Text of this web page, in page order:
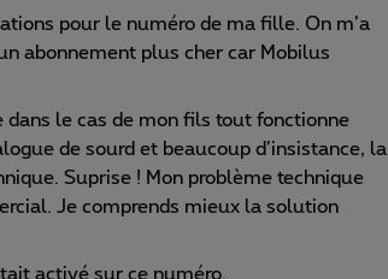
pour le numéro de ma fille. On m’a
abonnement plus cher car Mobilus
le cas de mon fils tout fonctionne
de sourd et beaucoup d’insistance, la
Suprise ! Mon problème technique
Je comprends mieux la solution
activé sur ce numéro.